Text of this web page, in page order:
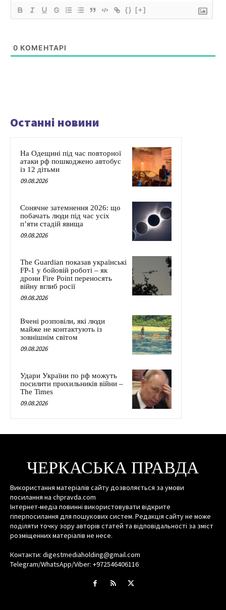
{} [+]
0 КОМЕНТАРІ
Останні новини
На Одещині під час повторної
атаки рф пошкоджено автобус
із 12 дітьми
09.08.2026
Сонячне затемнення 2026: що
побачать люди під час усіх
п’яти стадій явища
09.08.2026
The Guardian показав українські
FP-1 у бойовій роботі – як
дрони Fire Point переносять
війну вглиб росії
09.08.2026
Вчені розповіли, які люди
майже не контактують із
зовнішнім світом
09.08.2026
Удари України по рф можуть
посилити прихильників війни –
The Times
09.08.2026
ЧЕРКАСЬКА ПРАВДА
Використання матеріалів сайту дозволяється за умови
посилання на chpravda.com
Інтернет-медіа повинні використовувати відкрите
гіперпосилання для пошукових систем. Редакція сайту не може
поділяти точку зору авторів статей та відповідальності за зміст
розміщенних матеріалів не несе.
Контакти: digestmediaholding@gmail.com
Telegram/WhatsApp/Viber: +972546406116